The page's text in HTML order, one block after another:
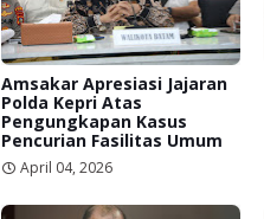
Amsakar Apresiasi Jajaran
Polda Kepri Atas
Pengungkapan Kasus
Pencurian Fasilitas Umum
April 04, 2026